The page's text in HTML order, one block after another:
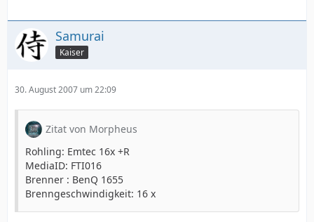
Samurai
Kaiser
30. August 2007 um 22:09
Zitat von Morpheus
Rohling: Emtec 16x +R
MediaID: FTI016
Brenner : BenQ 1655
Brenngeschwindigkeit: 16 x